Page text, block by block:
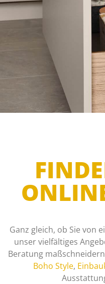
Ganz gleich, ob Sie von
unser vielfältiges
Beratung
Boho Style,